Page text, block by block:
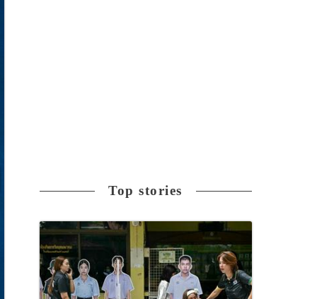
Top stories